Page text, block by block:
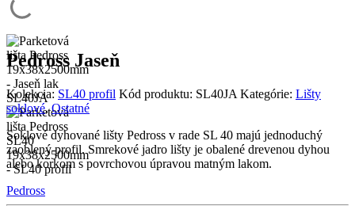
Pedross Jaseň
Kolekcia: SL40 profil Kód produktu: SL40JA Kategórie: Lišty
soklové,Ostatné
Soklové dyhované lišty Pedross v rade SL 40 majú jednoduchý
zaoblený profil. Smrekové jadro lišty je obalené drevenou dyhou
alebo korkom s povrchovou úpravou matným lakom.
Pedross